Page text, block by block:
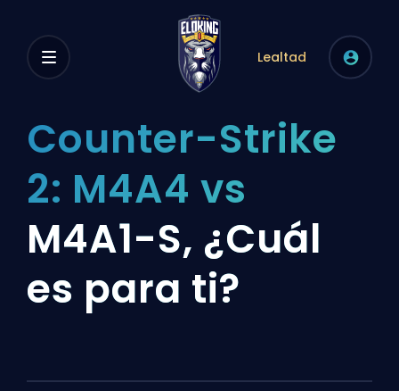
Lealtad
Counter-Strike
2: M4A4 vs
M4A1-S, ¿Cuál
es para ti?